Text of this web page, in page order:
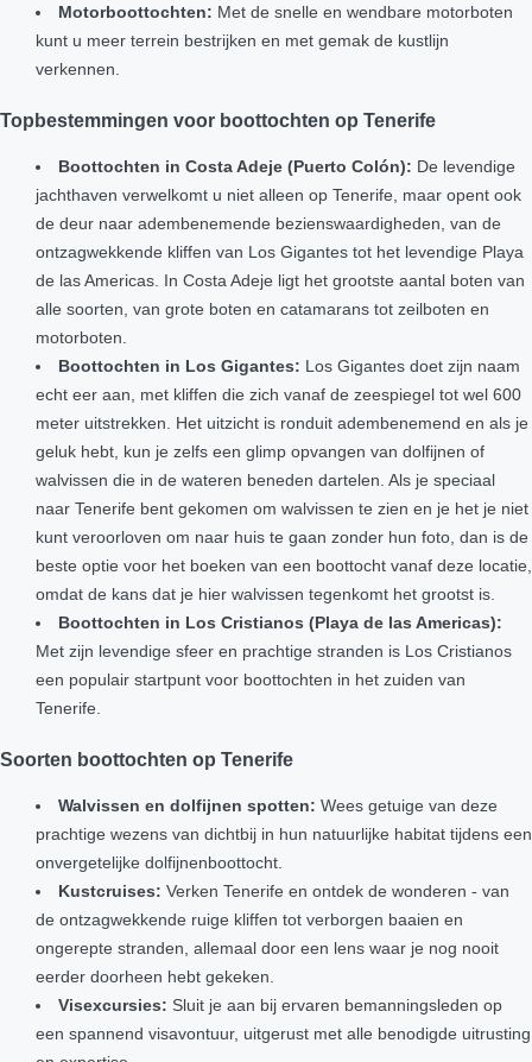
Motorboottochten: Met de snelle en wendbare motorboten
kunt u meer terrein bestrijken en met gemak de kustlijn
verkennen.
Topbestemmingen voor boottochten op Tenerife
Boottochten in Costa Adeje (Puerto Colón): De levendige
jachthaven verwelkomt u niet alleen op Tenerife, maar opent ook
de deur naar adembenemende bezienswaardigheden, van de
ontzagwekkende kliffen van Los Gigantes tot het levendige Playa
de las Americas. In Costa Adeje ligt het grootste aantal boten van
alle soorten, van grote boten en catamarans tot zeilboten en
motorboten.
Boottochten in Los Gigantes: Los Gigantes doet zijn naam
echt eer aan, met kliffen die zich vanaf de zeespiegel tot wel 600
meter uitstrekken. Het uitzicht is ronduit adembenemend en als je
geluk hebt, kun je zelfs een glimp opvangen van dolfijnen of
walvissen die in de wateren beneden dartelen. Als je speciaal
naar Tenerife bent gekomen om walvissen te zien en je het je niet
kunt veroorloven om naar huis te gaan zonder hun foto, dan is de
beste optie voor het boeken van een boottocht vanaf deze locatie,
omdat de kans dat je hier walvissen tegenkomt het grootst is.
Boottochten in Los Cristianos (Playa de las Americas):
Met zijn levendige sfeer en prachtige stranden is Los Cristianos
een populair startpunt voor boottochten in het zuiden van
Tenerife.
Soorten boottochten op Tenerife
Walvissen en dolfijnen spotten: Wees getuige van deze
prachtige wezens van dichtbij in hun natuurlijke habitat tijdens een
onvergetelijke dolfijnenboottocht.
Kustcruises: Verken Tenerife en ontdek de wonderen - van
de ontzagwekkende ruige kliffen tot verborgen baaien en
ongerepte stranden, allemaal door een lens waar je nog nooit
eerder doorheen hebt gekeken.
Visexcursies: Sluit je aan bij ervaren bemanningsleden op
een spannend visavontuur, uitgerust met alle benodigde uitrusting